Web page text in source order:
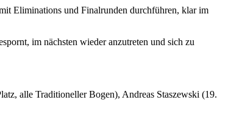
Eliminations und Finalrunden durchführen, klar im
im nächsten wieder anzutreten und sich zu
alle Traditioneller Bogen), Andreas Staszewski (19.